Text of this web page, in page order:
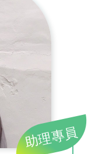
助理專員